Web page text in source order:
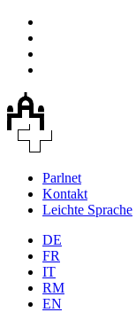
Parlnet
Kontakt
Leichte Sprache
DE
FR
IT
RM
EN